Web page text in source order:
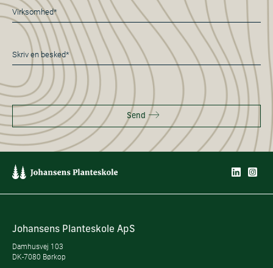
Virksomhed*
*
Besked
*
Send
Johansens Planteskole ApS
Damhusvej 103
DK-7080 Børkop